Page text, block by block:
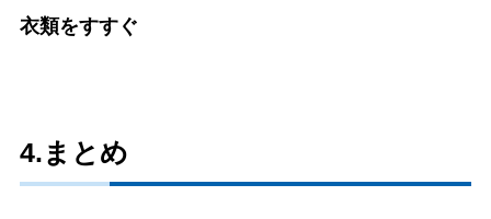
衣類をすすぐ
4.まとめ